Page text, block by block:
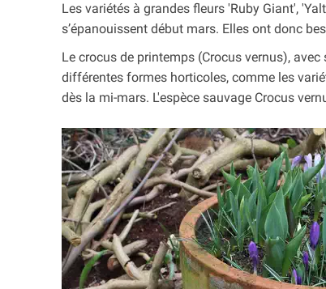
Les variétés à grandes fleurs 'Ruby Giant',
s’épanouissent début mars. Elles ont donc
Le crocus de printemps (Crocus vernus),
différentes formes horticoles, comme les
dès la mi-mars. L'espèce sauvage Crocus